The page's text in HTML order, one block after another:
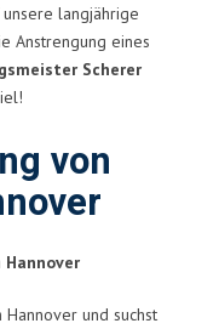
langjährige
Anstrengung eines
Scherer
von
und suchst